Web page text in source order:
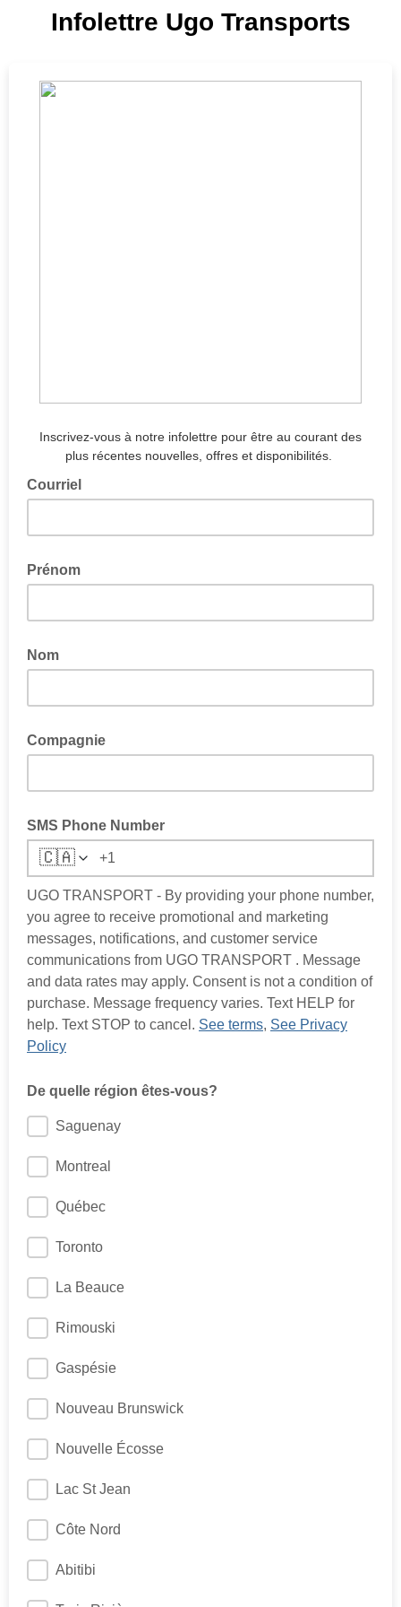
Infolettre Ugo Transports
Inscrivez-vous à notre infolettre pour être au courant des
plus récentes nouvelles, offres et disponibilités.
Courriel
Prénom
Nom
Compagnie
SMS Phone Number
🇨🇦
UGO TRANSPORT - By providing your phone number,
you agree to receive promotional and marketing
messages, notifications, and customer service
communications from UGO TRANSPORT . Message
and data rates may apply. Consent is not a condition of
purchase. Message frequency varies. Text HELP for
help. Text STOP to cancel. See terms, See Privacy
Policy
De quelle région êtes-vous?
Saguenay
Montreal
Québec
Toronto
La Beauce
Rimouski
Gaspésie
Nouveau Brunswick
Nouvelle Écosse
Lac St Jean
Côte Nord
Abitibi